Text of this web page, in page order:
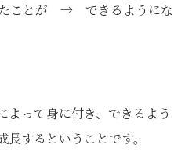
ことが → できるようにな
って身に付き、できるよう
するということです。